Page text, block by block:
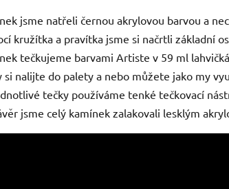
jsme natřeli černou akrylovou barvou a
kružítka a pravítka jsme si načrtli základní
tečkujeme barvami Artiste v 59 ml
si nalijte do palety a nebo můžete jako my
tečky používáme tenké tečkovací
jsme celý kamínek zalakovali lesklým